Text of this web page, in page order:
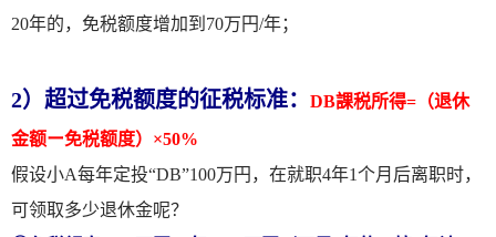
20年的，免税额度增加到70万円/年；
2）超过免税额度的征税标准：
DB課税所得=（退休
金额ー免税额度）×50%
假设小A每年定投“DB”100万円，在就职4年1个月后离职时，
可领取多少退休金呢？